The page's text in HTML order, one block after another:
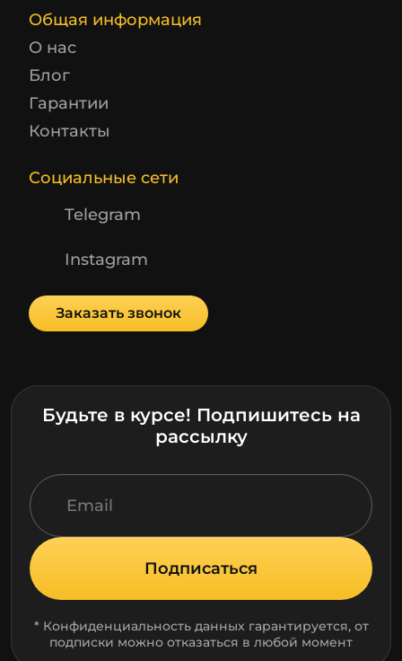
Общая информация
О нас
Блог
Гарантии
Контакты
Социальные сети
Telegram
Instagram
Заказать звонок
Будьте в курсе! Подпишитесь на
рассылку
Подписаться
* Конфиденциальность данных гарантируется, от
подписки можно отказаться в любой момент